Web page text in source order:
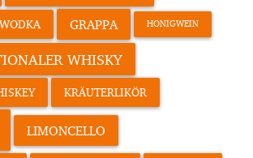
GRAPPA HONIGWEIN
WHISKY
KRÄUTERLIKÖR
LIMONCELLO